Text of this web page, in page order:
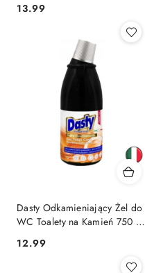
Cena:
13.99
Dasty Odkamieniający Żel do
WC Toalety na Kamień 750 ml
Cena:
12.99